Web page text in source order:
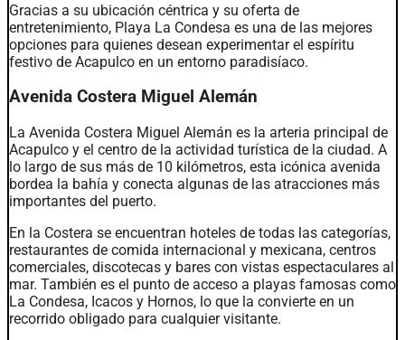
Gracias a su ubicación céntrica y su oferta de
entretenimiento, Playa La Condesa es una de las mejores
opciones para quienes desean experimentar el espíritu
festivo de Acapulco en un entorno paradisíaco.
Avenida Costera Miguel Alemán
La Avenida Costera Miguel Alemán es la arteria principal de
Acapulco y el centro de la actividad turística de la ciudad. A
lo largo de sus más de 10 kilómetros, esta icónica avenida
bordea la bahía y conecta algunas de las atracciones más
importantes del puerto.
En la Costera se encuentran hoteles de todas las categorías,
restaurantes de comida internacional y mexicana, centros
comerciales, discotecas y bares con vistas espectaculares al
mar. También es el punto de acceso a playas famosas como
La Condesa, Icacos y Hornos, lo que la convierte en un
recorrido obligado para cualquier visitante.